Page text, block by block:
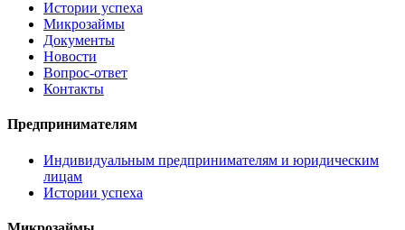
Истории успеха
Микрозаймы
Документы
Новости
Вопрос-ответ
Контакты
Предпринимателям
Индивидуальным предпринимателям и юридическим
лицам
Истории успеха